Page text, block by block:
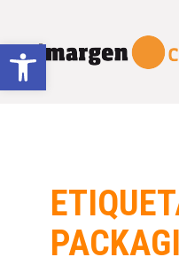
Abrir barra de herramientas